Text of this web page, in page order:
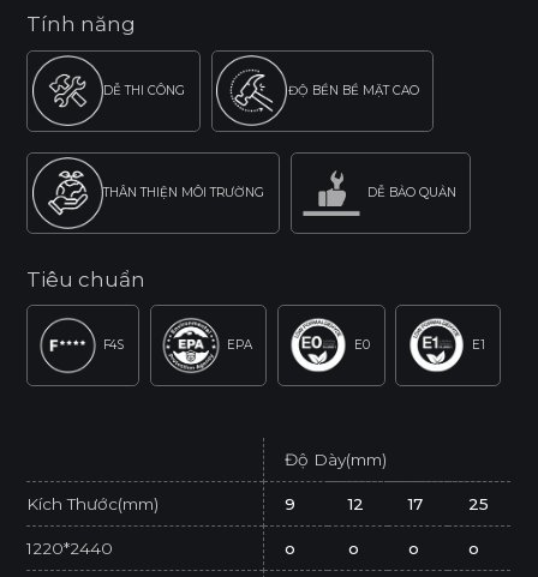
Tính năng
DỄ THI CÔNG ĐỘ BỀN BỀ MẶT CAO
THÂN THIỆN MÔI TRƯỜNG DỄ BẢO QUẢN
Tiêu chuẩn
F4S EPA E0 E1
Độ Dày(mm)
Kích Thước(mm) 9 12 17 25
1220*2440 o o o o